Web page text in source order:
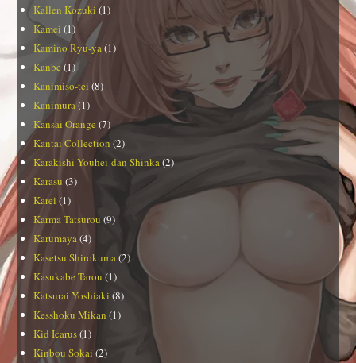
Kallen Kozuki (1)
Kamei (1)
Kamino Ryu-ya(1)
Kanbe (1)
Kanimiso-tei (8)
Kanimura(1)
Kansai Orange (7)
Kantai Collection (2)
Karakishi Youhei-dan Shinka(2)
Karasu (3)
Karei (1)
Karma Tatsurou (9)
Karumaya(4)
Kasetsu Shirokuma(2)
Kasukabe Tarou (1)
Katsurai Yoshiaki (8)
Kesshoku Mikan (1)
Kid Icarus(1)
Kinbou Sokai (2)